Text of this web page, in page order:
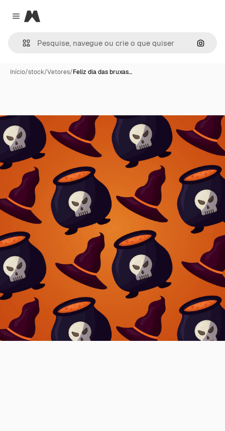
Close menu
Magnific
Início/stock/Vetores/Feliz dia das bruxas…